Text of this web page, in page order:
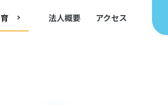
法人概要 アクセス